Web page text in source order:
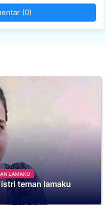
(0)
LAMAKU
teman lamaku